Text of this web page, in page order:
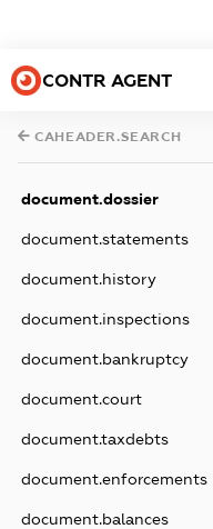
CONTR AGENT
CAHEADER.SEARCH
document.dossier
document.statements
document.history
document.inspections
document.bankruptcy
document.court
document.taxdebts
document.enforcements
document.balances